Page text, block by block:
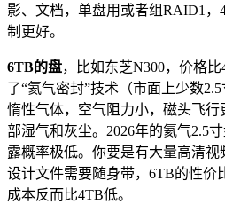
影、文档，单盘用或者组RAID1
制更好。
6TB的盘，比如东芝N300，价格
了“氦气密封”技术（市面上少数
惰性气体，空气阻力小，磁头飞
部湿气和灰尘。2026年的氦气2.5
露概率极低。你要是有大量高清
设计文件需要随身带，6TB的性价
成本反而比4TB低。